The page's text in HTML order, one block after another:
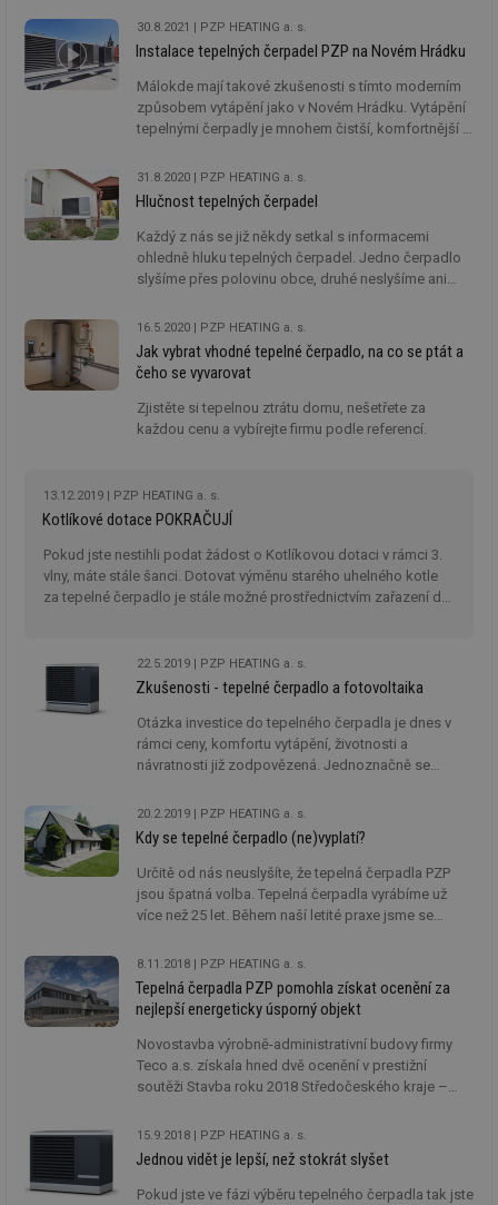
vyráběná jako spotřební zboží. První tepelná
čerpadla vyrobena více než před dvaceti-pěti lety,
díky své spolehlivosti, dělají dobrou reklamu
a přivádějí další a další zákazníky.
30.8.2021 PZP HEATING a. s.
Instalace tepelných čerpadel PZP na Novém Hrádku
Málokde mají takové zkušenosti s tímto moderním
způsobem vytápění jako v Novém Hrádku. Vytápění
tepelnými čerpadly je mnohem čistší, komfortnější a
přecházejí na vytápění tepelnými čerpadly a přidávají
se také soukromí vlastníci rodinných domů.
31.8.2020 PZP HEATING a. s.
Hlučnost tepelných čerpadel
Každý z nás se již někdy setkal s informacemi
ohledně hluku tepelných čerpadel. Jedno čerpadlo
slyšíme přes polovinu obce, druhé neslyšíme ani
vše vysvětlíme.
16.5.2020 PZP HEATING a. s.
Jak vybrat vhodné tepelné čerpadlo, na co se ptát a
čeho se vyvarovat
Zjistěte si tepelnou ztrátu domu, nešetřete za
každou cenu a vybírejte firmu podle referencí.
13.12.2019 PZP HEATING a. s.
Kotlíkové dotace POKRAČUJÍ
Pokud jste nestihli podat žádost o Kotlíkovou dotaci v rámci 3.
vlny, máte stále šanci. Dotovat výměnu starého uhelného kotle
za tepelné čerpadlo je stále možné prostřednictvím zařazení do
22.5.2019 PZP HEATING a. s.
Zkušenosti - tepelné čerpadlo a fotovoltaika
Otázka investice do tepelného čerpadla je dnes v
rámci ceny, komfortu vytápění, životnosti a
návratnosti již zodpovězená. Jednoznačně se
současné době aktuálním tématem pro mnoho
českých domácností.
20.2.2019 PZP HEATING a. s.
Kdy se tepelné čerpadlo (ne)vyplatí?
Určitě od nás neuslyšíte, že tepelná čerpadla PZP
jsou špatná volba. Tepelná čerpadla vyrábíme už
více než 25 let. Během naší letité praxe jsme se
čerpadla proběhla i bez ohledu na finanční úsporu.
8.11.2018 PZP HEATING a. s.
Tepelná čerpadla PZP pomohla získat ocenění za
nejlepší energeticky úsporný objekt
Novostavba výrobně-administrativní budovy firmy
Teco a.s. získala hned dvě ocenění v prestižní
soutěži Stavba roku 2018 Středočeského kraje –
poroty za energetickou úspornost.
15.9.2018 PZP HEATING a. s.
Jednou vidět je lepší, než stokrát slyšet
Pokud jste ve fázi výběru tepelného čerpadla tak jste